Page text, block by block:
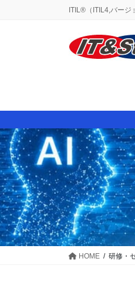
動
ITIL®（ITIL4,バー
HOME 研修・